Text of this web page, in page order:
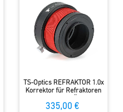
TS-Optics REFRAKTOR 1.0x
Korrektor für Refraktoren
JUSTIERBAR
335,00 €